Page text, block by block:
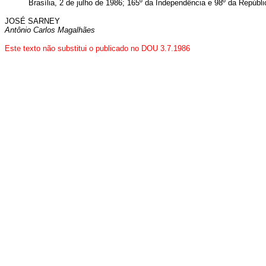
Brasília, 2 de julho de 1986; 165º da Independência e 98º da
JOSÉ SARNEY
Antônio Carlos Magalhães
Este texto não substitui o publicado no DOU 3.7.1986